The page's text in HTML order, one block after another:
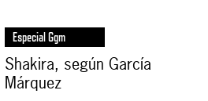
Especial Ggm
Shakira, según García
Márquez